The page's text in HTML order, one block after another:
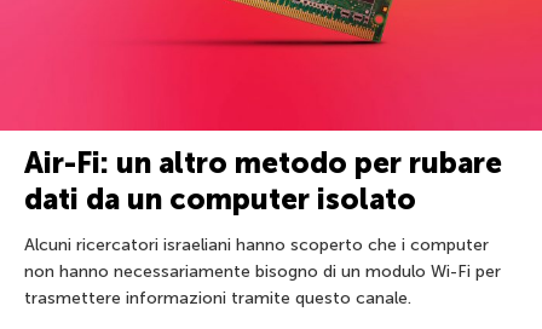
Air-Fi: un altro metodo per rubare
dati da un computer isolato
Alcuni ricercatori israeliani hanno scoperto che i computer
non hanno necessariamente bisogno di un modulo Wi-Fi per
trasmettere informazioni tramite questo canale.